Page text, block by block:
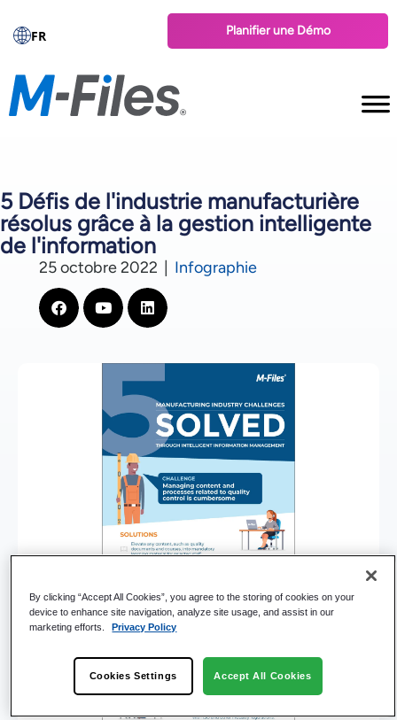
FR Planifier une Démo
5 Défis de l'industrie manufacturière
résolus grâce à la gestion intelligente
de l'information
25 octobre 2022 Infographie
By clicking “Accept All Cookies”, you agree to the storing of cookies on your
device to enhance site navigation, analyze site usage, and assist in our
marketing efforts.
Privacy Policy
Cookies Settings Accept All Cookies